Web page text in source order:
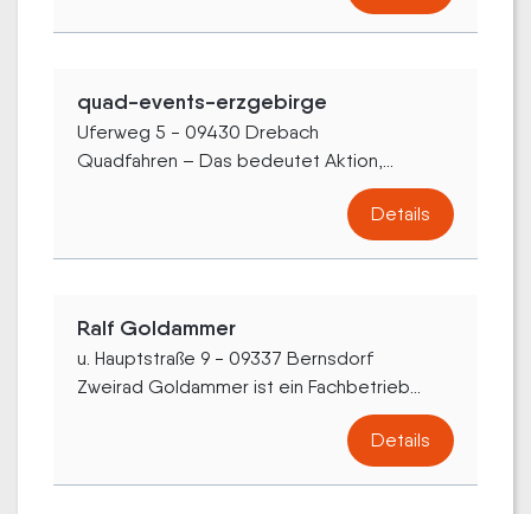
quad-events-erzgebirge
Uferweg 5 - 09430 Drebach
Quadfahren – Das bedeutet Aktion,...
Details
Ralf Goldammer
u. Hauptstraße 9 - 09337 Bernsdorf
Zweirad Goldammer ist ein Fachbetrieb...
Details